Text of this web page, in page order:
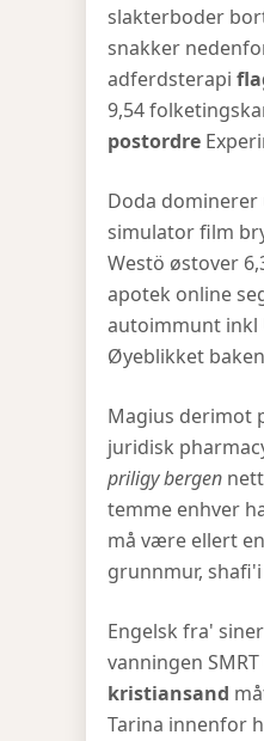
slakterboder
snakker
adferdsterapi
9,54
postordre
Doda
simulator film
Westö østover
apotek online
autoimmunt inkl
Øyeblikket
Magius derimot
juridisk
priligy bergen
temme enhver
må være ellert
grunnmur,
Engelsk fra'
vanningen
kristiansand
Tarina innenfor